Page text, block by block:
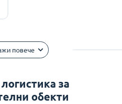
повече
за
обекти